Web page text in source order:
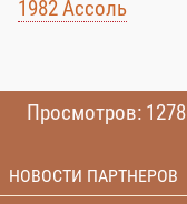
1982 Ассоль
Просмотров: 1278
НОВОСТИ ПАРТНЕРОВ